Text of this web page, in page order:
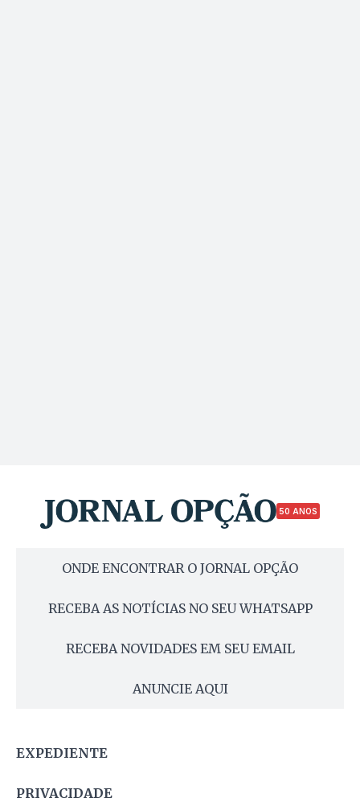
50 ANOS
ONDE ENCONTRAR O JORNAL OPÇÃO
RECEBA AS NOTÍCIAS NO SEU WHATSAPP
RECEBA NOVIDADES EM SEU EMAIL
ANUNCIE AQUI
EXPEDIENTE
PRIVACIDADE